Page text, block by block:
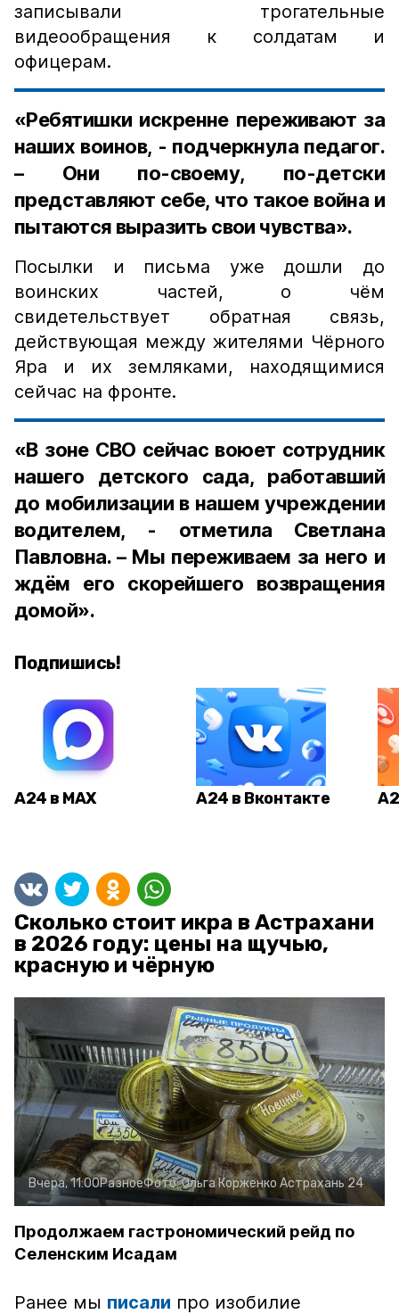
записывали трогательные
видеообращения к солдатам и
офицерам.
«Ребятишки искренне переживают за
наших воинов, - подчеркнула педагог.
– Они по-своему, по-детски
представляют себе, что такое война и
пытаются выразить свои чувства».
Посылки и письма уже дошли до
воинских частей, о чём
свидетельствует обратная связь,
действующая между жителями Чёрного
Яра и их земляками, находящимися
сейчас на фронте.
«В зоне СВО сейчас воюет сотрудник
нашего детского сада, работавший
до мобилизации в нашем учреждении
водителем, - отметила Светлана
Павловна. – Мы переживаем за него и
ждём его скорейшего возвращения
домой».
Подпишись!
А24 в MAX А24 в Вконтакте
Сколько стоит икра в Астрахани
в 2026 году: цены на щучью,
красную и чёрную
Вчера, 11:00РазноеФото:Ольга Корженко Астрахань 24
Продолжаем гастрономический рейд по
Селенским Исадам
Ранее мы писали про изобилие